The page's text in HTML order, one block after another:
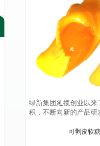
绿新集团延揽创业以来
积，不断向新的产品研
场技术支持，从产品开
可剥皮软